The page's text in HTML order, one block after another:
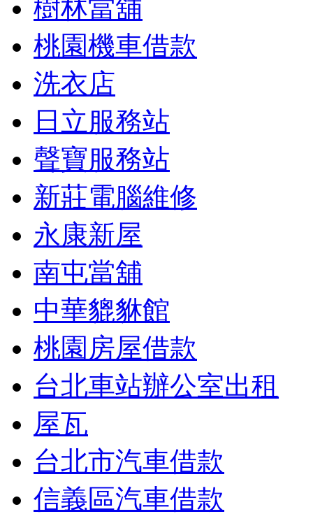
樹林當舖
桃園機車借款
洗衣店
日立服務站
聲寶服務站
新莊電腦維修
永康新屋
南屯當舖
中華貔貅館
桃園房屋借款
台北車站辦公室出租
屋瓦
台北市汽車借款
信義區汽車借款